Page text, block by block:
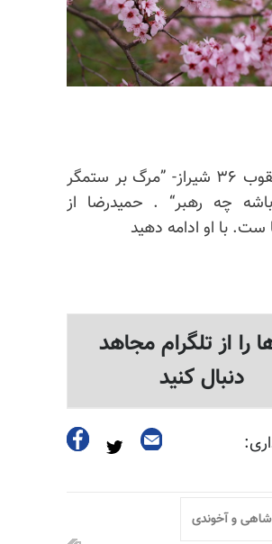
پیام به یعقوب ۳۶ شیراز- ”مرگ بر ستمگر
چه رهبر“ . حمیدرضا از
با او ادامه دهید
را از تلگرام مجاهد
دنبال کنید
و آخوندی